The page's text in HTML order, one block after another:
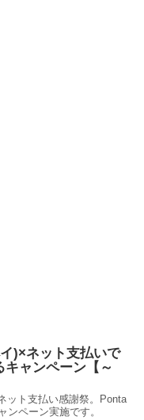
)×ネット支払いで
ャンペーン【～
ット支払い感謝祭。Ponta
ンペーン実施です。